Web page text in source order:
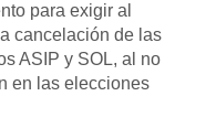
para exigir al
cancelación de las
ASIP y SOL, al no
en las elecciones